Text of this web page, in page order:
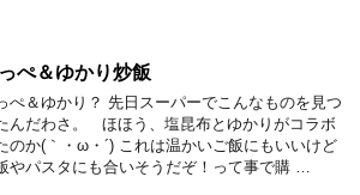
ぺ＆ゆかり炒飯
ぺ＆ゆかり？ 先日スーパーでこんなものを見つ
んだわさ。 ほほう、塩昆布とゆかりがコラボ
のか(｀・ω・´) これは温かいご飯にもいいけど
やパスタにも合いそうだぞ！って事で購 …